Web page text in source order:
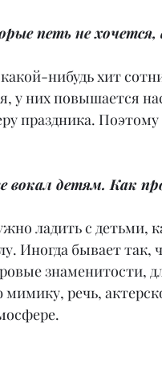
петь не хочется,
нибудь хит
у них повышается
праздника.
вокал детям. Как
ладить с детьми,
Иногда бывает
знаменитости,
речь,